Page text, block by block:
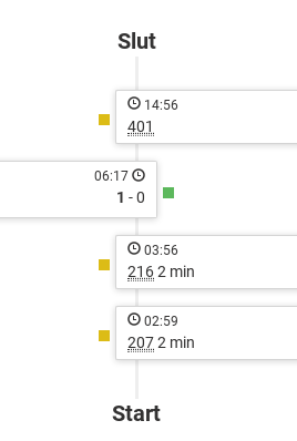
Slut
14:56
401
06:17
1 - 0
03:56
2162 min
02:59
2072 min
Start